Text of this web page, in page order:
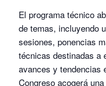
El programa técnico
de temas, incluyendo
sesiones, ponencias
técnicas destinadas a
avances y tendencias
Congreso acogerá